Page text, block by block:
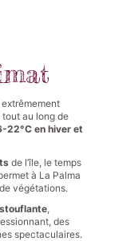
au long de
22°C en hiver et
de l’île, le temps
à La Palma
végétations.
des
spectaculaires.